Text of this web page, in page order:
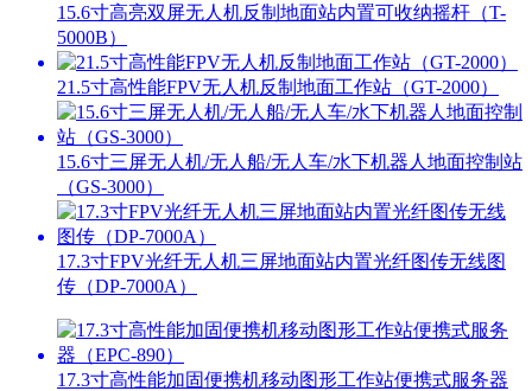
15.6寸高亮双屏无人机反制地面站内置可收纳摇杆（T-
5000B）
21.5寸高性能FPV无人机反制地面工作站（GT-2000）
15.6寸三屏无人机/无人船/无人车/水下机器人地面控制站
（GS-3000）
17.3寸FPV光纤无人机三屏地面站内置光纤图传无线图
传（DP-7000A）
17.3寸高性能加固便携机移动图形工作站便携式服务器